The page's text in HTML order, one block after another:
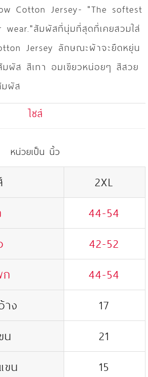
Cotton Jersey- "The softest
สัมผัสที่นุ่มที่สุดที่เคยสวมใส่
Jersey ลักษณะผ้าจะยืดหยุ่น
มผัส สีเทา อมเขียวหน่อยๆ สีสวย
ผัส
ไซส์
หน่วยเป็น นิ้ว
2XL
44-54
42-52
ก
44-54
าง
17
น
21
ขน
15